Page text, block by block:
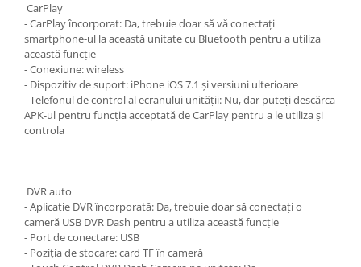
CarPlay
- CarPlay încorporat: Da, trebuie doar să vă conectați
smartphone-ul la această unitate cu Bluetooth pentru a utiliza
această funcție
- Conexiune: wireless
- Dispozitiv de suport: iPhone iOS 7.1 și versiuni ulterioare
- Telefonul de control al ecranului unității: Nu, dar puteți descărca
APK-ul pentru funcția acceptată de CarPlay pentru a le utiliza și
controla
DVR auto
- Aplicație DVR încorporată: Da, trebuie doar să conectați o
cameră USB DVR Dash pentru a utiliza această funcție
- Port de conectare: USB
- Poziția de stocare: card TF în cameră